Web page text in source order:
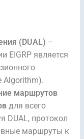
(DUAL) –
EIGRP является
Algorithm).
маршрутов
для всего
DUAL, протокол
маршруты к